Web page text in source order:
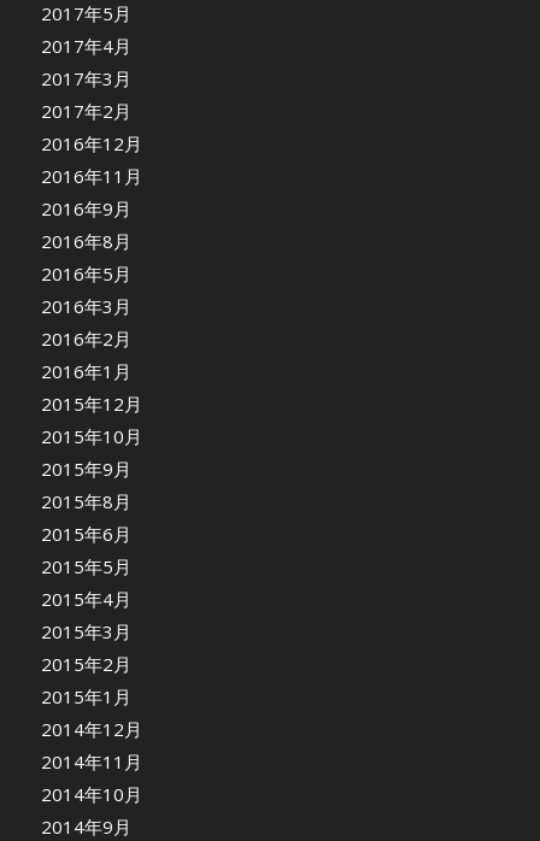
2017年5月
2017年4月
2017年3月
2017年2月
2016年12月
2016年11月
2016年9月
2016年8月
2016年5月
2016年3月
2016年2月
2016年1月
2015年12月
2015年10月
2015年9月
2015年8月
2015年6月
2015年5月
2015年4月
2015年3月
2015年2月
2015年1月
2014年12月
2014年11月
2014年10月
2014年9月